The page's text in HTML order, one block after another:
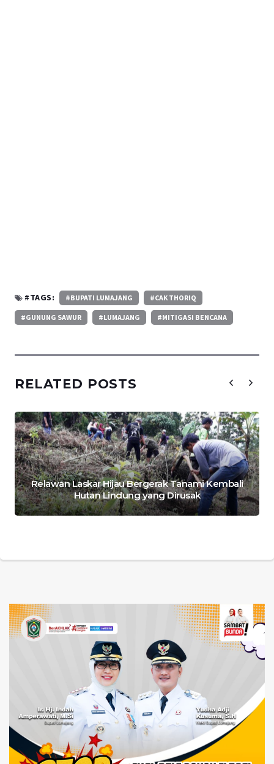
#TAGS: #BUPATI LUMAJANG #CAK THORIQ
#GUNUNG SAWUR #LUMAJANG #MITIGASI BENCANA
RELATED POSTS
Relawan Laskar Hijau Bergerak Tanami Kembali
Hutan Lindung yang Dirusak